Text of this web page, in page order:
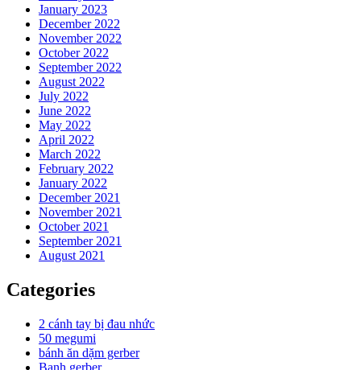
January 2023
December 2022
November 2022
October 2022
September 2022
August 2022
July 2022
June 2022
May 2022
April 2022
March 2022
February 2022
January 2022
December 2021
November 2021
October 2021
September 2021
August 2021
Categories
2 cánh tay bị đau nhức
50 megumi
bánh ăn dặm gerber
Banh gerber